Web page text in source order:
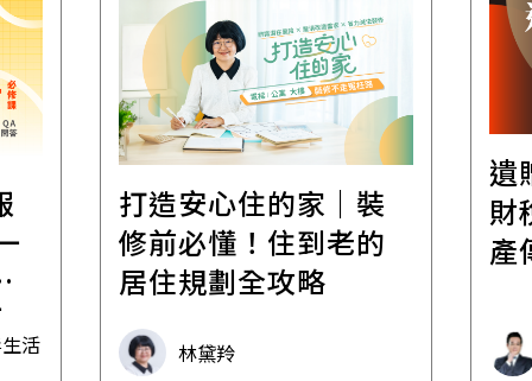
活
打造安心住的家｜裝
修前必懂！住到老的
居住規劃全攻略
林黛羚
遺
財
產